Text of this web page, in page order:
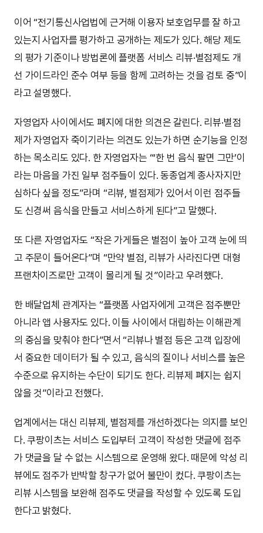
이어 “전기통신사업법에 근거해 이용자 보호업무를 잘 하고
있는지 사업자를 평가하고 공개하는 제도가 있다. 해당 제도
의 평가 기준이나 방법론에 플랫폼 서비스 리뷰·별점제도 개
선 가이드라인 준수 여부 등을 함께 고려하는 것을 검토 중”이
라고 설명했다.
자영업자 사이에서도 폐지에 대한 의견은 갈린다. 리뷰·별점
제가 자영업자 죽이기라는 의견도 있는가 하면 순기능을 인정
하는 목소리도 있다. 한 자영업자는 “‘한 번 음식 팔면 그만’이
라는 마음을 가진 일부 점주들이 있다. 동종업계 종사자지만
심하다 싶을 정도”라며 “리뷰, 별점제가 있어서 이런 점주들
도 신경써 음식을 만들고 서비스하게 된다”고 말했다.
또 다른 자영업자도 “작은 가게들은 별점이 높아 고객 눈에 띄
고 주문이 들어온다”며 “만약 별점, 리뷰가 사라진다면 대형
프랜차이즈로만 고객이 몰리게 될 것”이라고 우려했다.
한 배달업체 관계자는 “플랫폼 사업자에게 고객은 점주뿐만
아니라 앱 사용자도 있다. 이들 사이에서 대립하는 이해관계
의 중심을 맞춰야 한다”면서 “리뷰나 별점 등은 고객 입장에
서 중요한 데이터가 될 수 있고, 음식의 질이나 서비스를 높은
수준으로 유지하는 수단이 되기도 한다. 리뷰제 폐지는 쉽지
않을 것”이라고 전했다.
업계에서는 대신 리뷰제, 별점제를 개선하겠다는 의지를 보인
다. 쿠팡이츠는 서비스 도입부터 고객이 작성한 댓글에 점주
가 댓글을 달 수 없는 시스템으로 운영해 왔다. 때문에 악성 리
뷰에도 점주가 반박할 창구가 없어 불만이 컸다. 쿠팡이츠는
리뷰 시스템을 보완해 점주도 댓글을 작성할 수 있도록 도입
한다고 밝혔다.